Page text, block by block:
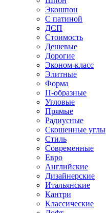
Экошпон
С патиной
ДСП
Стоимость
Дешевые
Дорогие
Эконом-класс
Элитные
Форма
П-образные
Угловые
Прямые
Радиусные
Скошенные углы
Стиль
Современные
Евро
Английские
Дизайнерские
Итальянские
Кантри
Классические